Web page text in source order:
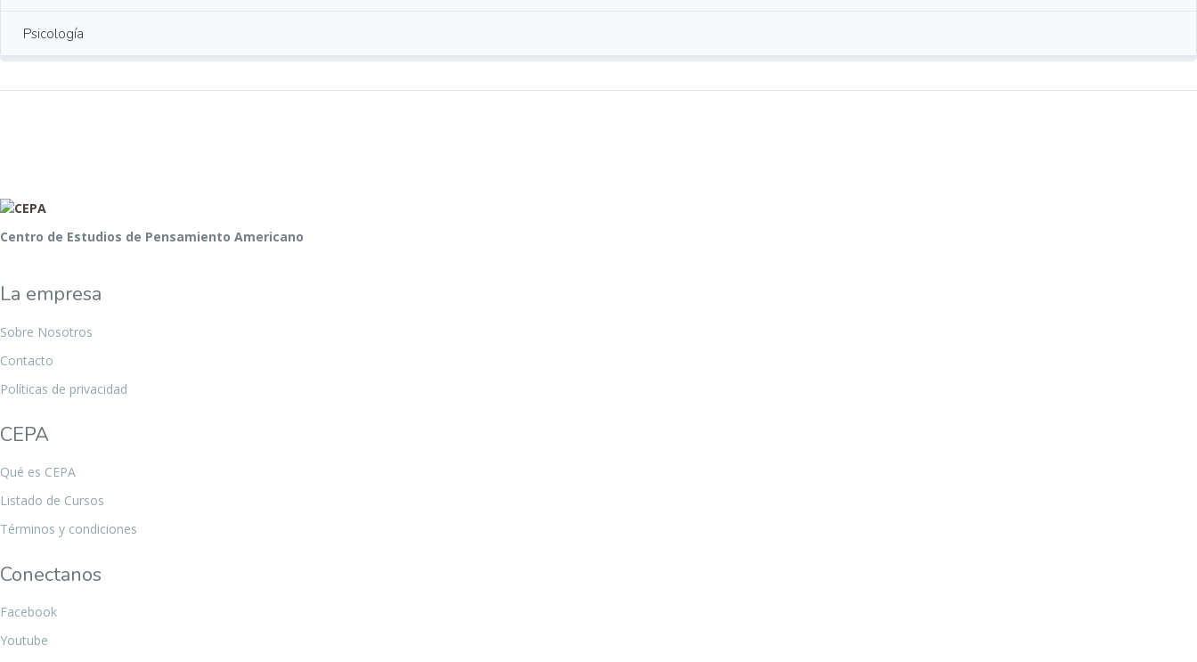
Psicología
Centro de Estudios de Pensamiento Americano
La empresa
Sobre Nosotros
Contacto
Políticas de privacidad
CEPA
Qué es CEPA
Listado de Cursos
Términos y condiciones
Conectanos
Facebook
Youtube